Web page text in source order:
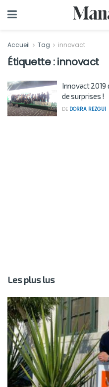
Accueil Tag innovact
Étiquette :innovact
Innovact 2019
de surprises !
DE DORRA REZGUI
Les plus lus